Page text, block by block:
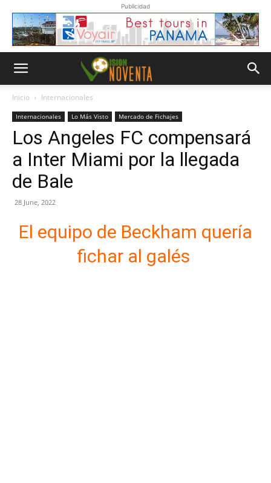
Publicidad
Inicio Internacionales
Internacionales Lo Más Visto Mercado de Fichajes
Los Angeles FC compensará
a Inter Miami por la llegada
de Bale
28 June, 2022
El equipo de Beckham quería
fichar al galés